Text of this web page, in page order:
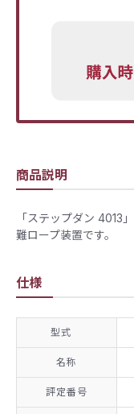
商品説明
「ステップダン 4013
難ロープ装置です。
仕様
型式
名称
評定番号